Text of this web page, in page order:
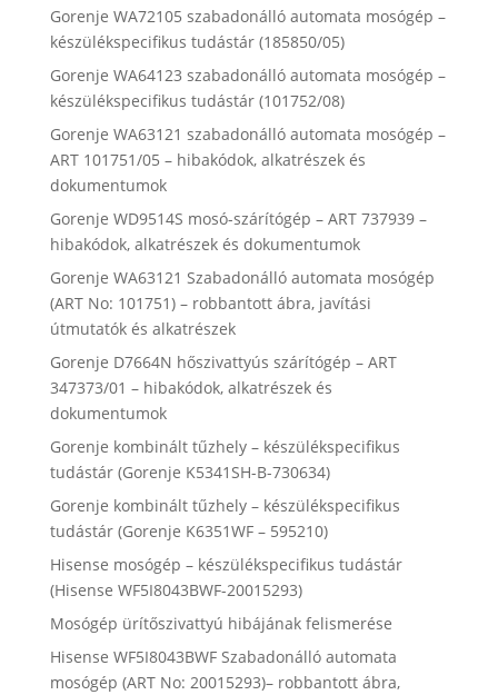
Gorenje WA72105 szabadonálló automata mosógép –
készülékspecifikus tudástár (185850/05)
Gorenje WA64123 szabadonálló automata mosógép –
készülékspecifikus tudástár (101752/08)
Gorenje WA63121 szabadonálló automata mosógép –
ART 101751/05 – hibakódok, alkatrészek és
dokumentumok
Gorenje WD9514S mosó-szárítógép – ART 737939 –
hibakódok, alkatrészek és dokumentumok
Gorenje WA63121 Szabadonálló automata mosógép
(ART No: 101751) – robbantott ábra, javítási
útmutatók és alkatrészek
Gorenje D7664N hőszivattyús szárítógép – ART
347373/01 – hibakódok, alkatrészek és
dokumentumok
Gorenje kombinált tűzhely – készülékspecifikus
tudástár (Gorenje K5341SH-B-730634)
Gorenje kombinált tűzhely – készülékspecifikus
tudástár (Gorenje K6351WF – 595210)
Hisense mosógép – készülékspecifikus tudástár
(Hisense WF5I8043BWF-20015293)
Mosógép ürítőszivattyú hibájának felismerése
Hisense WF5I8043BWF Szabadonálló automata
mosógép (ART No: 20015293)– robbantott ábra,